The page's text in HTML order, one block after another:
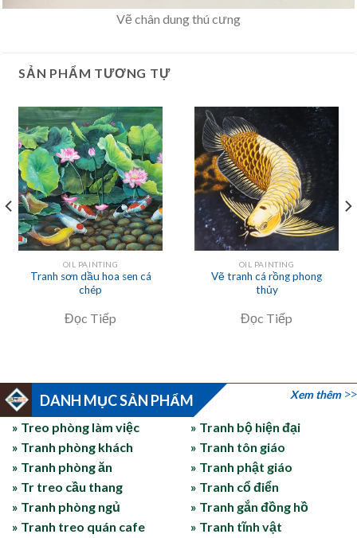
Vẽ chân dung thú cưng
SẢN PHẨM TƯƠNG TỰ
OIL PAINTING
Tranh sơn dầu hoa sen cá
chép
Đọc Tiếp
OIL PAINTING
Vẽ tranh cá rồng phong
thủy
Đọc Tiếp
DANH MỤC SẢN PHẨM Xem thêm
» Treo phòng làm việc
» Tranh phòng khách
» Tranh phòng ăn
» Tr treo cầu thang
» Tranh phòng ngủ
» Tranh treo quán cafe
» Tranh bộ hiện đại
» Tranh tôn giáo
» Tranh phật giáo
» Tranh cổ điển
» Tranh gắn đồng hồ
» Tranh tĩnh vật